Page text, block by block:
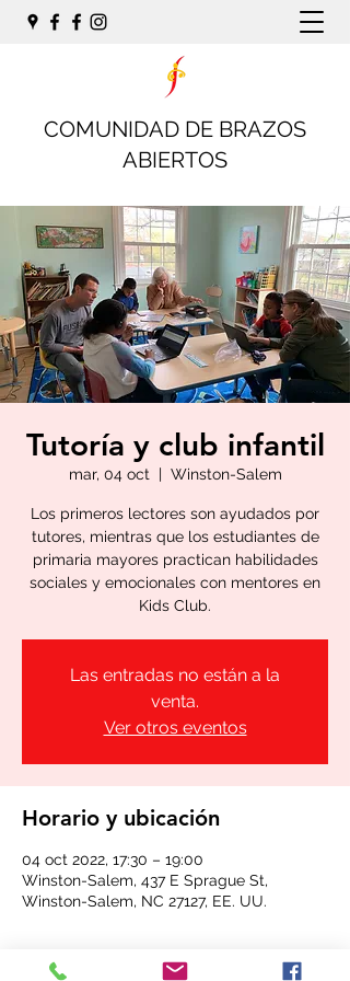
COMUNIDAD DE BRAZOS
ABIERTOS
Tutoría y club infantil
mar, 04 oct
  |
Winston-Salem
Los primeros lectores son ayudados por
tutores, mientras que los estudiantes de
primaria mayores practican habilidades
sociales y emocionales con mentores en
Kids Club.
Las entradas no están a la
venta.
Ver otros eventos
Horario y ubicación
04 oct 2022, 17:30 – 19:00
Winston-Salem, 437 E Sprague St,
Winston-Salem, NC 27127, EE. UU.